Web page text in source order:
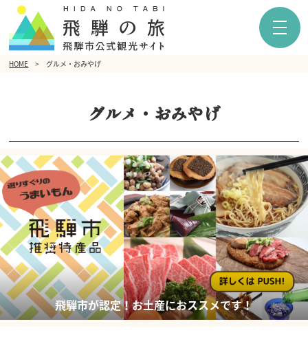
HOME グルメ・おみやげ
グルメ・おみやげ
飛騨市が認定！お土産におススメです！